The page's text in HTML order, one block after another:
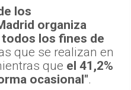
los
organiza
los fines de
que se realizan en
que el 41,2%
ocasional".